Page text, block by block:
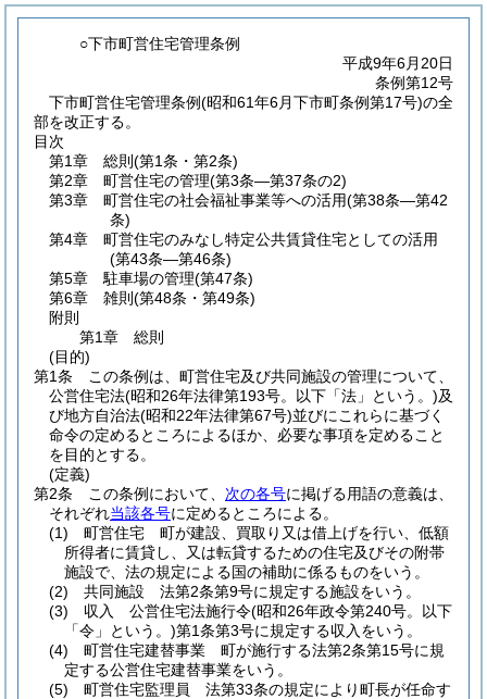
○下市町営住宅管理条例
平成9年6月20日
条例第12号
下市町営住宅管理条例(昭和61年6月下市町条例第17号)の全
部を改正する。
目次
第1章
総則 (第1条・第2条)
第2章
町営住宅の管理(第3条―第37条の2)
第3章
町営住宅の社会福祉事業等への活用(第38条―第42
条)
第4章
町営住宅のみなし特定公共賃貸住宅としての活用
(第43条―第46条)
第5章
駐車場の管理(第47条)
第6章
雑則 (第48条・第49条)
附則
第1章
総則
(目的)
第1条
この条例は、町営住宅及び共同施設の管理について、
公営住宅法(昭和26年法律第193号。以下「法」という。)及
び地方自治法(昭和22年法律第67号)並びにこれらに基づく
命令の定めるところによるほか、必要な事項を定めること
を目的とする。
(定義)
第2条
この条例において、 次の各号に掲げる用語の意義は、
それぞれ当該各号に定めるところによる。
(1)
町営住宅 町が建設、買取り又は借上げを行い、低額
所得者に賃貸し、又は転貸するための住宅及びその附帯
施設で、法の規定による国の補助に係るものをいう。
(2)
共同施設 法第2条第9号に規定する施設をいう。
(3)
収入 公営住宅法施行令(昭和26年政令第240号。以下
「令」という。)第1条第3号に規定する収入をいう。
(4)
町営住宅建替事業 町が施行する法第2条第15号に規
定する公営住宅建替事業をいう。
(5)
町営住宅監理員 法第33条の規定により町長が任命す